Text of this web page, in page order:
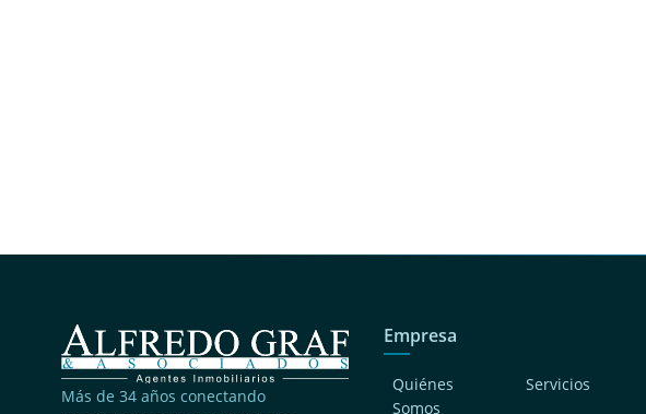
Más de 34 años conectando
Empresa
Quiénes
Somos
Servicios